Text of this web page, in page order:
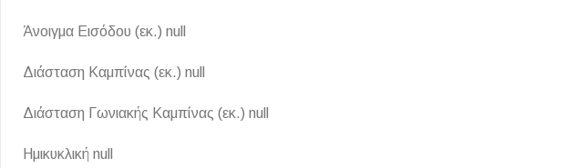
Άνοιγμα Εισόδου (εκ.) null
Διάσταση Καμπίνας (εκ.) null
Διάσταση Γωνιακής Καμπίνας (εκ.) null
Ημικυκλική null